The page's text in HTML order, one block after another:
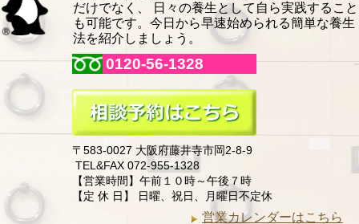
だけでなく、 日々の養生として自ら実践すること
も可能です。今日から早速始められる簡単な養生
法を紹介しましょう。
0120-56-1328
〒583-0027 大阪府藤井寺市岡2-8-9
TEL&FAX 072-955-1328
【営業時間】午前１０時～午後７時
【定 休 日】 日曜、祝日、月曜日不定休
営業カレンダーはこちら